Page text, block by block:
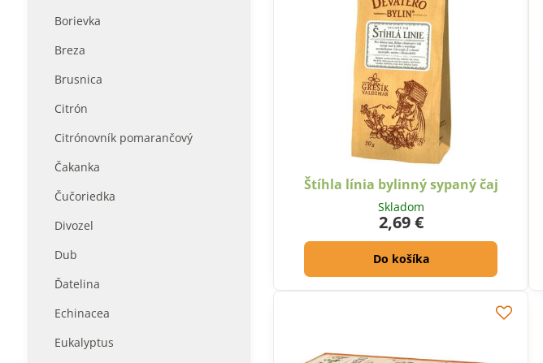
Štíhla línia bylinný sypaný čaj
Skladom
2,69 €
Do košíka
Borievka
Breza
Brusnica
Citrón
Citrónovník pomarančový
Čakanka
Čučoriedka
Divozel
Dub
Ďatelina
Echinacea
Eukalyptus